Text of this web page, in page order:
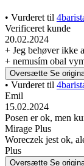
• Vurderet til
Verificeret kunde
20.02.2024
+ Jeg behøver ikke
+ nemusím obal
Oversætte Se
• Vurderet til
Emil
15.02.2024
Posen er ok, men
Mirage Plus
Woreczek jest ok,
Plus
Oversætte Se